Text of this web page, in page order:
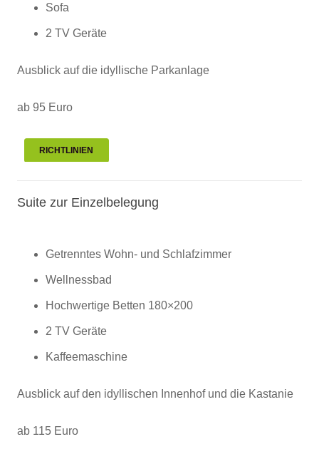
Sofa
2 TV Geräte
Ausblick auf die idyllische Parkanlage
ab 95 Euro
RICHTLINIEN
Suite zur Einzelbelegung
Getrenntes Wohn- und Schlafzimmer
Wellnessbad
Hochwertige Betten 180×200
2 TV Geräte
Kaffeemaschine
Ausblick auf den idyllischen Innenhof und die Kastanie
ab 115 Euro